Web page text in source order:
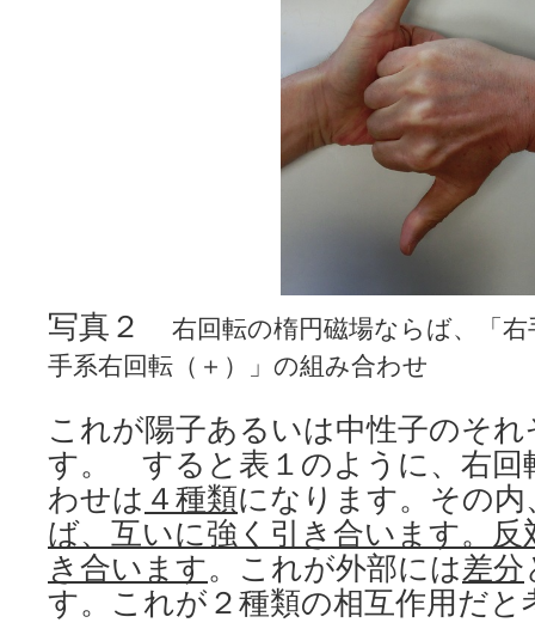
写真２ 右回転の楕円磁場ならば、「
手系右回転（＋）」の組み合わせ
これが陽子あるいは中性子のそ
す。 すると表１のように、右回
わせは ４種類になります。その内
ば、互いに強く引き合います。
き合います。これが外部には差分
す。これが２種類の相互作用だと